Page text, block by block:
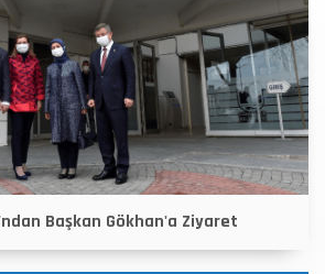
Başkan Gökhan'a Ziyaret